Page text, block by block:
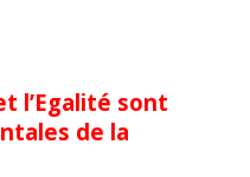
l’Egalité sont
de la